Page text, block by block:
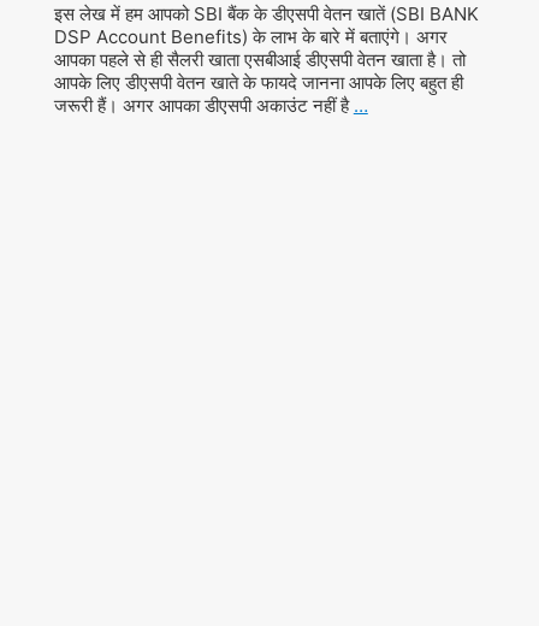
इस लेख में हम आपको SBI बैंक के डीएसपी वेतन खातें (SBI BANK
DSP Account Benefits) के लाभ के बारे में बताएंगे। अगर
आपका पहले से ही सैलरी खाता एसबीआई डीएसपी वेतन खाता है। तो
आपके लिए डीएसपी वेतन खाते के फायदे जानना आपके लिए बहुत ही
जरूरी हैं। अगर आपका डीएसपी अकाउंट नहीं है …